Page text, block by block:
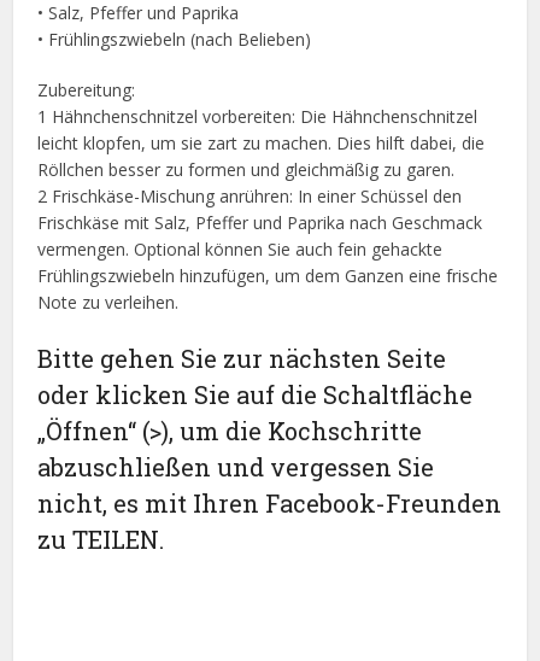
• Salz, Pfeffer und Paprika
• Frühlingszwiebeln (nach Belieben)
Zubereitung:
1 Hähnchenschnitzel vorbereiten: Die Hähnchenschnitzel
leicht klopfen, um sie zart zu machen. Dies hilft dabei, die
Röllchen besser zu formen und gleichmäßig zu garen.
2 Frischkäse-Mischung anrühren: In einer Schüssel den
Frischkäse mit Salz, Pfeffer und Paprika nach Geschmack
vermengen. Optional können Sie auch fein gehackte
Frühlingszwiebeln hinzufügen, um dem Ganzen eine frische
Note zu verleihen.
Bitte gehen Sie zur nächsten Seite
oder klicken Sie auf die Schaltfläche
„Öffnen“ (>), um die Kochschritte
abzuschließen und vergessen Sie
nicht, es mit Ihren Facebook-Freunden
zu TEILEN.